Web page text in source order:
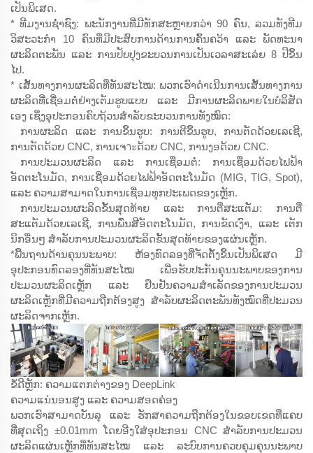
ເປັນພິເສດ.
* ທີມງານຊ່ຳຊົງ: ພະນັກງານທີ່ມີທັກສະຫຼາຍກວ່າ 90 ຄົນ, ລວມທັງທີມ
ວິສະວະກຳ 10 ຄົນທີ່ມີປະສົບການດ້ານການຄົ້ນຄວ້າ ແລະ ພັດທະນາ
ຜະລິດຕະພັນ ແລະ ການປັບປຸງຂະບວນການເປັນເວລາສະເລ່ຍ 8 ປີຂຶ້ນ
ໄປ.
* ເສັ້ນທາງການຜະລິດທີ່ທັນສະໄໝ: ພວກເຮົາດຳເນີນການເສັ້ນທາງການ
ຜະລິດທີ່ເຊື່ອມຕໍ່ຢ່າງເຕັມຮູບແບບ ແລະ ມີການຜະລິດພາຍໃນບໍລິສັດ
ເອງ ເຊິ່ງອຸປະກອນຄົບຖ້ວນສຳລັບຂະບວນການທັງໝົດ:
ການຜະລິດ ແລະ ການຂຶ້ນຮູບ: ການຕີຂຶ້ນຮູບ, ການຕັດດ້ວຍເລເຊີ,
ການຕັດດ້ວຍ CNC, ການເຈาะດ້ວຍ CNC, ການງອດ້ວຍ CNC.
ການປະມວນຜະລິດ ແລະ ການເຊື່ອມຕໍ່: ການເຊື່ອມດ້ວຍໄຟຟ້າ
ອັດຕະໂນມັດ, ການເຊື່ອມດ້ວຍໄຟຟ້າອັດຕະໂນມັດ (MIG, TIG, Spot),
ແລະ ຄວາມສາມາດໃນການເຊື່ອມທຸກປະເພດຂອງເຫຼັກ.
ການປະມວນຜະລິດຂັ້ນສຸດທ້າຍ ແລະ ການຕີ່ສະແຕັມ: ການຕີ່
ສະແຕັມດ້ວຍເລເຊີ, ການພົ່ນສີອັດຕະໂນມັດ, ການຂັດເງົາ, ແລະ ເຕັກ
ນິກອື່ນໆ ສຳລັບການປະມວນຜະລິດຂັ້ນສຸດທ້າຍຂອງແຜ່ນເຫຼັກ.
*ພື້ນຖານດ້ານຄຸນນະພາບ: ຫ້ອງທົດລອງທີ່ຈັດຕັ້ງຂຶ້ນເປັນພິເສດ ມີ
ອຸປະກອນທົດລອງທີ່ທັນສະໄໝ ເພື່ອຮັບປະກັນຄຸນນະພາບຂອງການ
ປະມວນຜະລິດເຫຼັກ ແລະ ຢືນຢັນຄວາມສຳເລັດຂອງການປະມວນ
ຜະລິດເຫຼັກທີ່ມີຄວາມຖືກຕ້ອງສູງ ສຳລັບຜະລິດຕະພັນທັງໝົດທີ່ປະມວນ
ຜະລິດຈາກເຫຼັກ.
ຂໍ້ດີຫຼັກ: ຄວາມແຕກຕ່າງຂອງ DeepLink
ຄວາມແນ່ນອນສູງ ແລະ ຄວາມສອດຄ່ອງ
ພວກເຮົາສາມາດບັນລຸ ແລະ ຮັກສາຄວາມຖືກຕ້ອງໃນຂອບເຂດທີ່ແຄບ
ທີ່ສຸດເຖິງ ±0.01mm ໂດຍອີງໃສ່ອຸປະກອນ CNC ສຳລັບການປະມວນ
ຜະລິດແຜ່ນເຫຼັກທີ່ທັນສະໄໝ ແລະ ລະບົບການຄວບຄຸມຄຸນນະພາບ